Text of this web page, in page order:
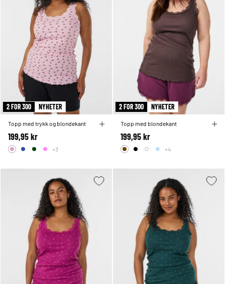
2 FOR 300 NYHETER
Topp med trykk og blondekant
199,95 kr
+3
2 FOR 300 NYHETER
Topp med blondekant
199,95 kr
+4